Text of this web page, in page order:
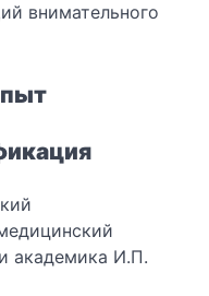
внимательного
академика И.П.